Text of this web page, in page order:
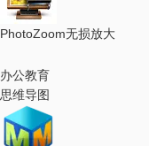
PhotoZoom无损放大
办公教育
思维导图